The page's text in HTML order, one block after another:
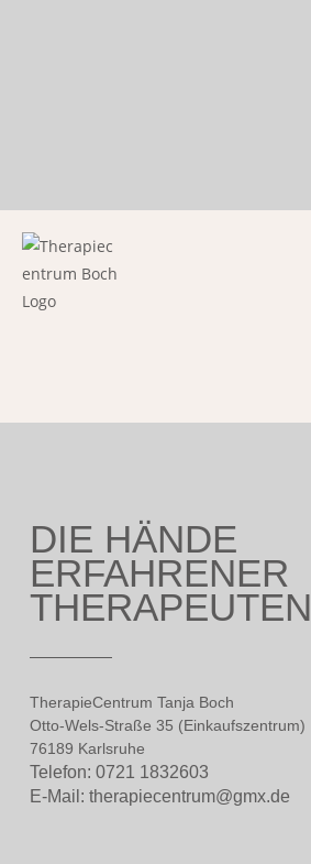
DIE HÄNDE
ERFAHRENER
THERAPEUTEN
TherapieCentrum Tanja Boch
Otto-Wels-Straße 35 (Einkaufszentrum)
76189 Karlsruhe
Telefon: 0721 1832603
E-Mail: therapiecentrum@gmx.de